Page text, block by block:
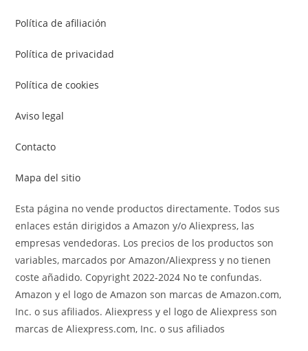
Política de afiliación
Política de privacidad
Política de cookies
Aviso legal
Contacto
Mapa del sitio
Esta página no vende productos directamente. Todos sus
enlaces están dirigidos a Amazon y/o Aliexpress, las
empresas vendedoras. Los precios de los productos son
variables, marcados por Amazon/Aliexpress y no tienen
coste añadido. Copyright 2022-2024 No te confundas.
Amazon y el logo de Amazon son marcas de Amazon.com,
Inc. o sus afiliados. Aliexpress y el logo de Aliexpress son
marcas de Aliexpress.com, Inc. o sus afiliados